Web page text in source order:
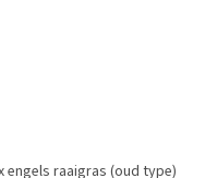
engels raaigras (oud type)